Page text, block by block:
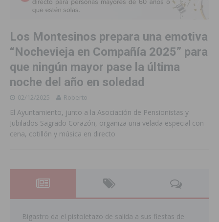
Los Montesinos prepara una emotiva
“Nochevieja en Compañía 2025” para
que ningún mayor pase la última
noche del año en soledad
02/12/2025 Roberto
El Ayuntamiento, junto a la Asociación de Pensionistas y
Jubilados Sagrado Corazón, organiza una velada especial con
cena, cotillón y música en directo
Bigastro da el pistoletazo de salida a sus fiestas de